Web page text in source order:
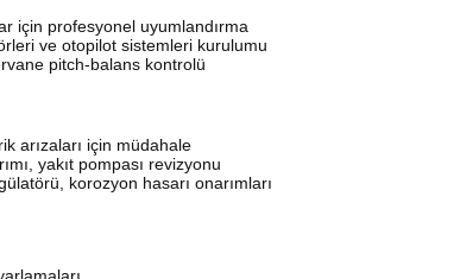
için profesyonel uyumlandırma
ve otopilot sistemleri kurulumu
pitch-balans kontrolü
arızaları için müdahale
yakıt pompası revizyonu
korozyon hasarı onarımları